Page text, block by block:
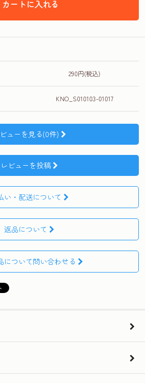
カートに入れる
290円(税込)
KNO_S010103-01017
ューを見る(0件)
レビューを投稿
い・配送について
返品について
について問い合わせる